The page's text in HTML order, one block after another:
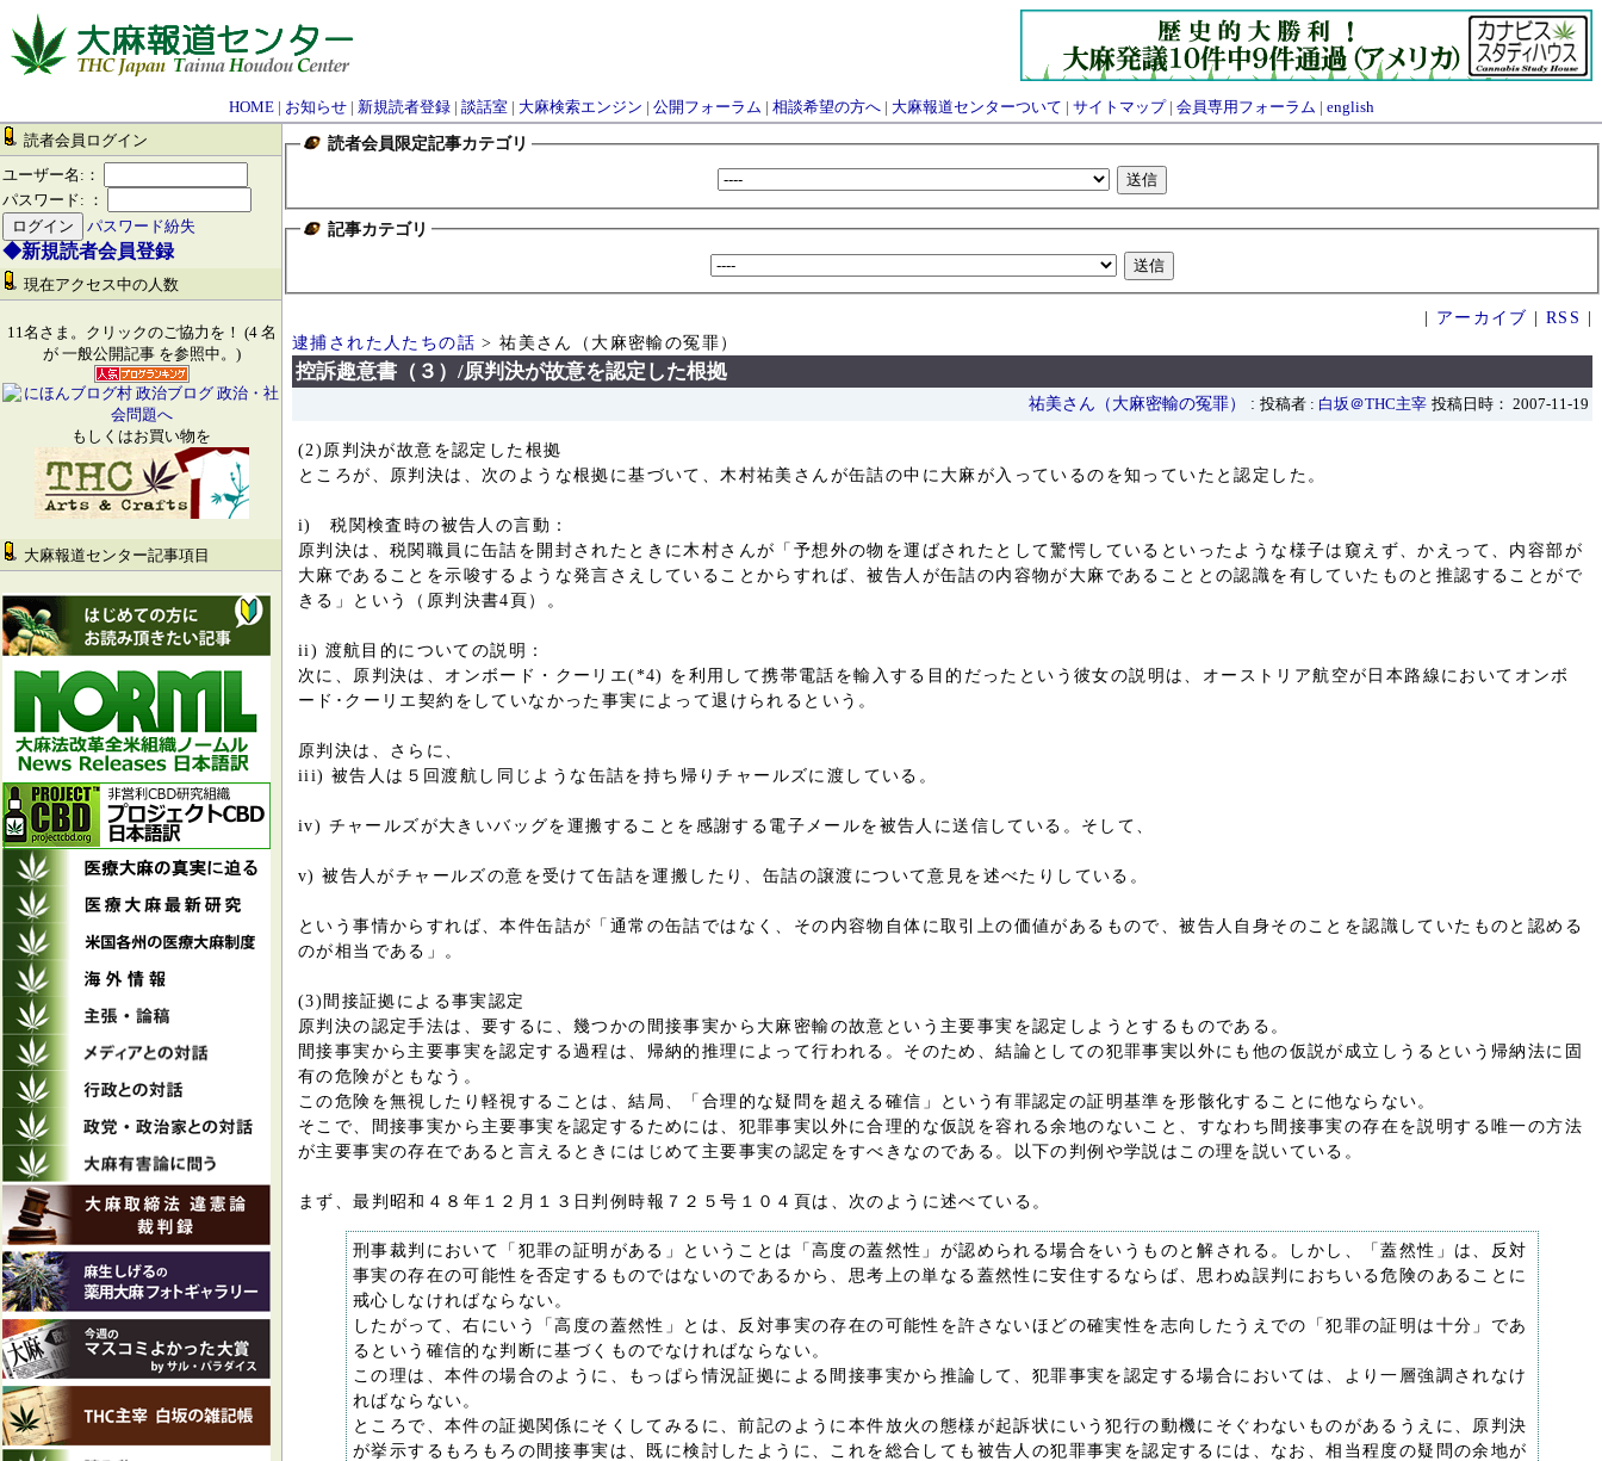
HOME| お知らせ| 新規読者登録| 談話室| 大麻検索エンジン | 公開フォーラム | 相談希望の方へ| 大麻報道センターついて | サイトマップ| 会員専用フォーラム | english
読者会員ログイン
ユーザー名:：
パスワード: ：
パスワード紛失
◆新規読者会員登録
現在アクセス中の人数
11名さま。クリックのご協力を！ (4 名
が 一般公開記事 を参照中。)
もしくはお買い物を
大麻報道センター記事項目
読者会員限定記事カテゴリ
記事カテゴリ
アーカイブ RSS
逮捕された人たちの話 > 祐美さん（大麻密輸の冤罪）
控訴趣意書（３）/原判決が故意を認定した根拠
祐美さん（大麻密輸の冤罪） : 投稿者 : 白坂＠THC主宰 投稿日時： 2007-11-19
(2)原判決が故意を認定した根拠
ところが、原判決は、次のような根拠に基づいて、木村祐美さんが缶詰の中に大麻が入っているのを知っていたと認定した。
i) 税関検査時の被告人の言動：
原判決は、税関職員に缶詰を開封されたときに木村さんが「予想外の物を運ばされたとして驚愕しているといったような様子は窺えず、かえって、内容部が
大麻であることを示唆するような発言さえしていることからすれば、被告人が缶詰の内容物が大麻であることとの認識を有していたものと推認することがで
きる」という（原判決書4頁）。
ii) 渡航目的についての説明：
次に、原判決は、オンボード・クーリエ(*4) を利用して携帯電話を輸入する目的だったという彼女の説明は、オーストリア航空が日本路線においてオンボ
ード･クーリエ契約をしていなかった事実によって退けられるという。
原判決は、さらに、
iii) 被告人は５回渡航し同じような缶詰を持ち帰りチャールズに渡している。
iv) チャールズが大きいバッグを運搬することを感謝する電子メールを被告人に送信している。そして、
v) 被告人がチャールズの意を受けて缶詰を運搬したり、缶詰の譲渡について意見を述べたりしている。
という事情からすれば、本件缶詰が「通常の缶詰ではなく、その内容物自体に取引上の価値があるもので、被告人自身そのことを認識していたものと認める
のが相当である」。
(3)間接証拠による事実認定
原判決の認定手法は、要するに、幾つかの間接事実から大麻密輸の故意という主要事実を認定しようとするものである。
間接事実から主要事実を認定する過程は、帰納的推理によって行われる。そのため、結論としての犯罪事実以外にも他の仮説が成立しうるという帰納法に固
有の危険がともなう。
この危険を無視したり軽視することは、結局、「合理的な疑問を超える確信」という有罪認定の証明基準を形骸化することに他ならない。
そこで、間接事実から主要事実を認定するためには、犯罪事実以外に合理的な仮説を容れる余地のないこと、すなわち間接事実の存在を説明する唯一の方法
が主要事実の存在であると言えるときにはじめて主要事実の認定をすべきなのである。以下の判例や学説はこの理を説いている。
まず、最判昭和４８年１２月１３日判例時報７２５号１０４頁は、次のように述べている。
刑事裁判において「犯罪の証明がある」ということは「高度の蓋然性」が認められる場合をいうものと解される。しかし、「蓋然性」は、反対
事実の存在の可能性を否定するものではないのであるから、思考上の単なる蓋然性に安住するならば、思わぬ誤判におちいる危険のあることに
戒心しなければならない。
したがって、右にいう「高度の蓋然性」とは、反対事実の存在の可能性を許さないほどの確実性を志向したうえでの「犯罪の証明は十分」であ
るという確信的な判断に基づくものでなければならない。
この理は、本件の場合のように、もっぱら情況証拠による間接事実から推論して、犯罪事実を認定する場合においては、より一層強調されなけ
ればならない。
ところで、本件の証拠関係にそくしてみるに、前記のように本件放火の態様が起訴状にいう犯行の動機にそぐわないものがあるうえに、原判決
が挙示するもろもろの間接事実は、既に検討したように、これを総合しても被告人の犯罪事実を認定するには、なお、相当程度の疑問の余地が